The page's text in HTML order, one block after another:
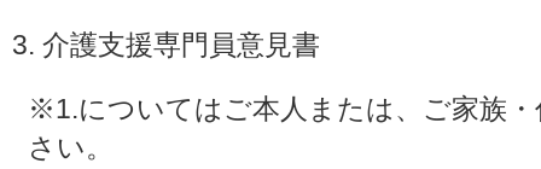
介護支援専門員意見書
※1.についてはご本人または、ご家族
さい。